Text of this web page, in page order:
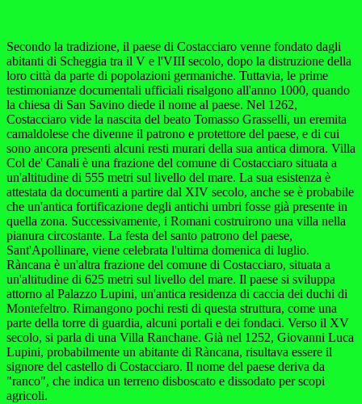
Secondo la tradizione, il paese di Costacciaro venne fondato dagli
abitanti di Scheggia tra il V e l'VIII secolo, dopo la distruzione della
loro città da parte di popolazioni germaniche. Tuttavia, le prime
testimonianze documentali ufficiali risalgono all'anno 1000, quando
la chiesa di San Savino diede il nome al paese. Nel 1262,
Costacciaro vide la nascita del beato Tomasso Grasselli, un eremita
camaldolese che divenne il patrono e protettore del paese, e di cui
sono ancora presenti alcuni resti murari della sua antica dimora. Villa
Col de' Canali è una frazione del comune di Costacciaro situata a
un'altitudine di 555 metri sul livello del mare. La sua esistenza è
attestata da documenti a partire dal XIV secolo, anche se è probabile
che un'antica fortificazione degli antichi umbri fosse già presente in
quella zona. Successivamente, i Romani costruirono una villa nella
pianura circostante. La festa del santo patrono del paese,
Sant'Apollinare, viene celebrata l'ultima domenica di luglio.
Ràncana è un'altra frazione del comune di Costacciaro, situata a
un'altitudine di 625 metri sul livello del mare. Il paese si sviluppa
attorno al Palazzo Lupini, un'antica residenza di caccia dei duchi di
Montefeltro. Rimangono pochi resti di questa struttura, come una
parte della torre di guardia, alcuni portali e dei fondaci. Verso il XV
secolo, si parla di una Villa Ranchane. Già nel 1252, Giovanni Luca
Lupini, probabilmente un abitante di Ràncana, risultava essere il
signore del castello di Costacciaro. Il nome del paese deriva da
"ranco", che indica un terreno disboscato e dissodato per scopi
agricoli.